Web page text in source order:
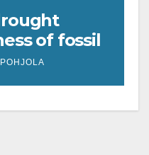
of fossil
to